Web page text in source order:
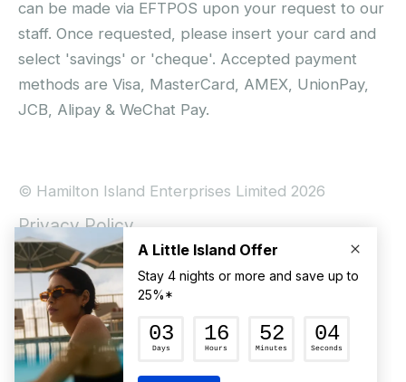
can be made via EFTPOS upon your request to our
staff. Once requested, please insert your card and
select 'savings' or 'cheque'. Accepted payment
methods are Visa, MasterCard, AMEX, UnionPay,
JCB, Alipay & WeChat Pay.
© Hamilton Island Enterprises Limited 2026
Privacy Policy
Booking Conditions
Hamilton Island Soial Terms and Conditions
Terms of Use